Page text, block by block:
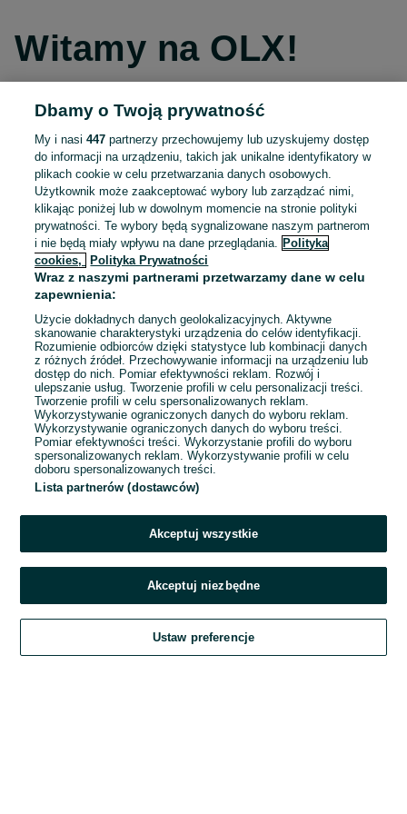
Witamy na OLX!
Kontynuuj przez Facebooka
Kontynuuj przez konto Apple
Kontynuuj przez konto Google
LUB
E-mail
Hasło
Zaloguj się
Kontynuując za pośrednictwem jednego z dostawców wskazanych powyżej,
OLX.pl w jego aktualnym brzmieniu.
Dbamy o Twoją prywatność
My i nasi447 partnerzy przechowujemy lub uzyskujemy dostęp
do informacji na urządzeniu, takich jak unikalne identyfikatory w
plikach cookie w celu przetwarzania danych osobowych.
Użytkownik może zaakceptować wybory lub zarządzać nimi,
klikając poniżej lub w dowolnym momencie na stronie polityki
prywatności. Te wybory będą sygnalizowane naszym partnerom
i nie będą miały wpływu na dane przeglądania.
Polityka
cookies,
Polityka Prywatności
Wraz z naszymi partnerami przetwarzamy dane w celu
zapewnienia:
Użycie dokładnych danych geolokalizacyjnych. Aktywne
skanowanie charakterystyki urządzenia do celów identyfikacji.
Rozumienie odbiorców dzięki statystyce lub kombinacji danych
z różnych źródeł. Przechowywanie informacji na urządzeniu lub
dostęp do nich. Pomiar efektywności reklam. Rozwój i
ulepszanie usług. Tworzenie profili w celu personalizacji treści.
Tworzenie profili w celu spersonalizowanych reklam.
Wykorzystywanie ograniczonych danych do wyboru reklam.
Wykorzystywanie ograniczonych danych do wyboru treści.
Pomiar efektywności treści. Wykorzystanie profili do wyboru
spersonalizowanych reklam. Wykorzystywanie profili w celu
doboru spersonalizowanych treści.
Lista partnerów (dostawców)
Akceptuj wszystkie
Akceptuj niezbędne
Ustaw preferencje